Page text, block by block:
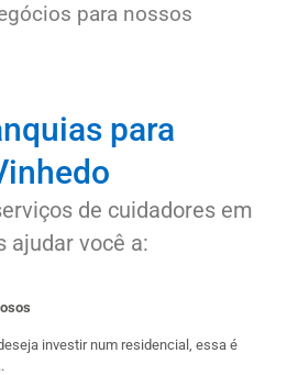
para nossos
para
de cuidadores em
ajudar você a:
investir num residencial, essa é